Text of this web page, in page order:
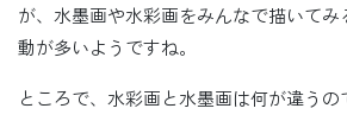
が、水墨画や水彩画をみんなで描いて
動が多いようですね。
ところで、水彩画と水墨画は何が違うの